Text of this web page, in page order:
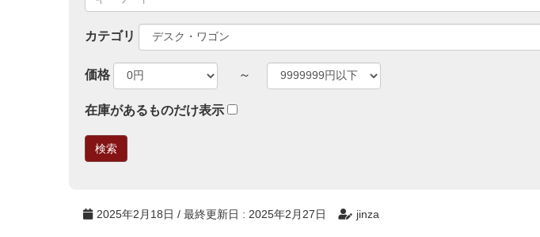
カテゴリ
価格 ～
在庫があるものだけ表示
2025年2月18日 / 最終更新日 : 2025年2月27日 jinza